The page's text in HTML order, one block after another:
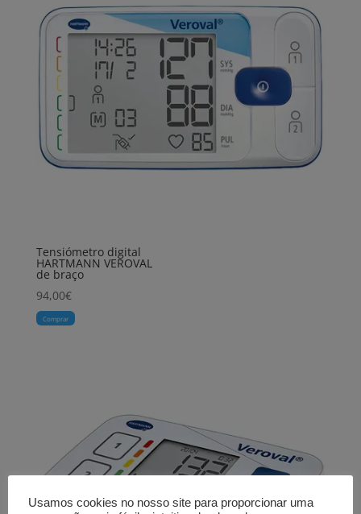
Tensiómetro digital
HARTMANN VEROVAL
de braço
94,00€
Comprar
Usamos cookies no nosso site para proporcionar uma